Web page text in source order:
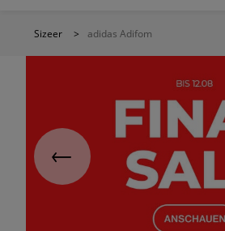
Sizeer > adidas Adifom